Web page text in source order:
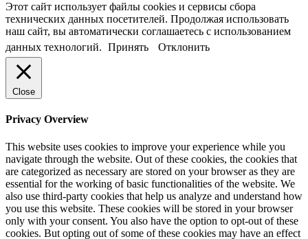
Этот сайт использует файлы cookies и сервисы сбора
технических данных посетителей. Продолжая использовать
наш сайт, вы автоматически соглашаетесь с использованием
данных технологий. Принять Отклонить
Close
Privacy Overview
This website uses cookies to improve your experience while you
navigate through the website. Out of these cookies, the cookies that
are categorized as necessary are stored on your browser as they are
essential for the working of basic functionalities of the website. We
also use third-party cookies that help us analyze and understand how
you use this website. These cookies will be stored in your browser
only with your consent. You also have the option to opt-out of these
cookies. But opting out of some of these cookies may have an effect